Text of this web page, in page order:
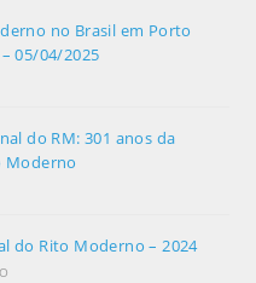
no Brasil em Porto
05/04/2025
do RM: 301 anos da
Moderno
do Rito Moderno – 2024